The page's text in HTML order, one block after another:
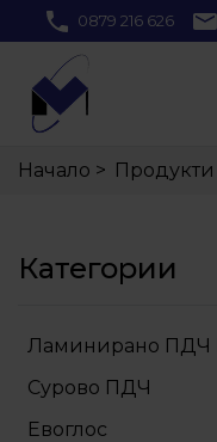
0879 216 626
>
Начало Продукти
Категории
Ламинирано ПДЧ
Сурово ПДЧ
Евоглос